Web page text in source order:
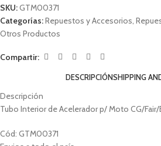
SKU:GTM00371
Categorías:Repuestos y Accesorios,
Otros Productos
Compartir:
DESCRIPCIÓNSHIPPING
Descripción
Tubo Interior de Acelerador p/ Moto CG/Fair/
Cód: GTM00371